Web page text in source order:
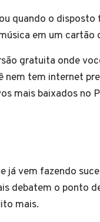
quando o disposto
em um cartão
gratuita onde
nem tem internet
mais baixados no
já vem fazendo
debatem o ponto
mais.